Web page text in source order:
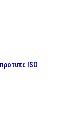
ISO